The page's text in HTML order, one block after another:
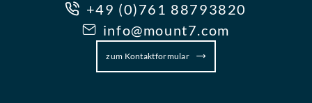
+49 (0)761 88793820
info@mount7.com
zum Kontaktformular